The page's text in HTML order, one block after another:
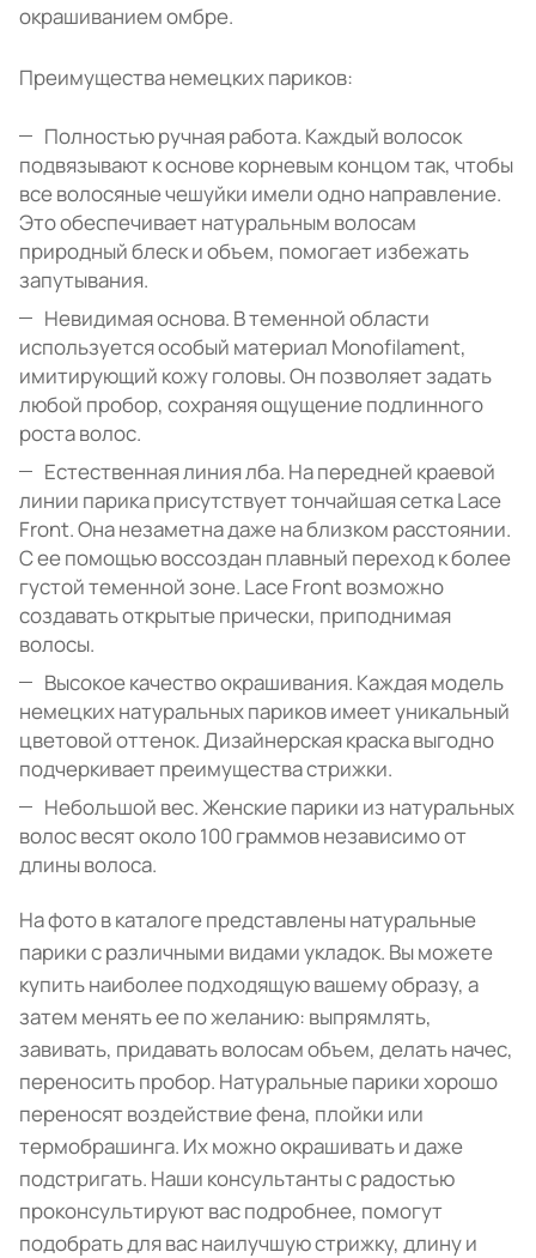
окрашиванием омбре.
Преимущества немецких париков:
Полностью ручная работа. Каждый волосок
подвязывают к основе корневым концом так, чтобы
все волосяные чешуйки имели одно направление.
Это обеспечивает натуральным волосам
природный блеск и объем, помогает избежать
запутывания.
Невидимая основа. В теменной области
используется особый материал Monofilament,
имитирующий кожу головы. Он позволяет задать
любой пробор, сохраняя ощущение подлинного
роста волос.
Естественная линия лба. На передней краевой
линии парика присутствует тончайшая сетка Lace
Front. Она незаметна даже на близком расстоянии.
С ее помощью воссоздан плавный переход к более
густой теменной зоне. Lace Front возможно
создавать открытые прически, приподнимая
волосы.
Высокое качество окрашивания. Каждая модель
немецких натуральных париков имеет уникальный
цветовой оттенок. Дизайнерская краска выгодно
подчеркивает преимущества стрижки.
Небольшой вес. Женские парики из натуральных
волос весят около 100 граммов независимо от
длины волоса.
На фото в каталоге представлены натуральные
парики с различными видами укладок. Вы можете
купить наиболее подходящую вашему образу, а
затем менять ее по желанию: выпрямлять,
завивать, придавать волосам объем, делать начес,
переносить пробор. Натуральные парики хорошо
переносят воздействие фена, плойки или
термобрашинга. Их можно окрашивать и даже
подстригать. Наши консультанты с радостью
проконсультируют вас подробнее, помогут
подобрать для вас наилучшую стрижку, длину и